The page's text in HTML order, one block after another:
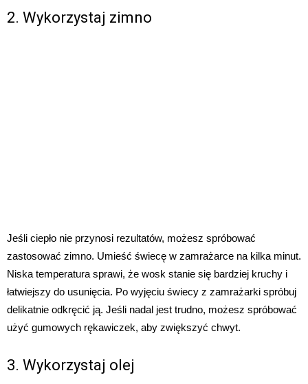
2. Wykorzystaj zimno
Jeśli ciepło nie przynosi rezultatów, możesz spróbować
zastosować zimno. Umieść świecę w zamrażarce na kilka minut.
Niska temperatura sprawi, że wosk stanie się bardziej kruchy i
łatwiejszy do usunięcia. Po wyjęciu świecy z zamrażarki spróbuj
delikatnie odkręcić ją. Jeśli nadal jest trudno, możesz spróbować
użyć gumowych rękawiczek, aby zwiększyć chwyt.
3. Wykorzystaj olej